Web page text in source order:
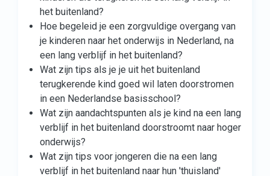
het buitenland?
Hoe begeleid je een zorgvuldige overgang van
je kinderen naar het onderwijs in Nederland, na
een lang verblijf in het buitenland?
Wat zijn tips als je je uit het buitenland
terugkerende kind goed wil laten doorstromen
in een Nederlandse basisschool?
Wat zijn aandachtspunten als je kind na een lang
verblijf in het buitenland doorstroomt naar hoger
onderwijs?
Wat zijn tips voor jongeren die na een lang
verblijf in het buitenland naar hun 'thuisland'